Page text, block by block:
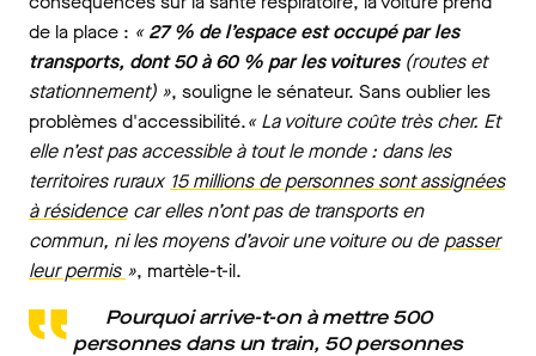
de la place : «27 % de l’espace est occupé par les
transports, dont 50 à 60 % par les voitures(routes et
stationnement) », souligne le sénateur. Sans oublier les
problèmes d'accessibilité.« La voiture coûte très cher. Et
elle n’est pas accessible à tout le monde : dans les
territoires ruraux 15 millions de personnes sont assignées
à résidence car elles n’ont pas de transports en
commun, ni les moyens d’avoir une voiture ou de passer
leur permis », martèle-t-il.
Pourquoi arrive-t-on à mettre 500
personnes dans un train, 50 personnes